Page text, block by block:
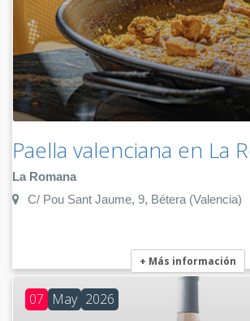
Paella valenciana en La
La Romana
C/ Pou Sant Jaume, 9, Bétera (Valencia)
+ Más información
07 May 2026